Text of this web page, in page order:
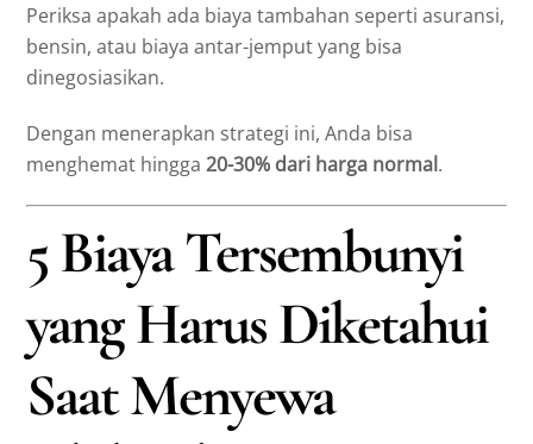
Periksa apakah ada biaya tambahan seperti asuransi,
bensin, atau biaya antar-jemput yang bisa
dinegosiasikan.
Dengan menerapkan strategi ini, Anda bisa
menghemat hingga20-30% dari harga normal.
5 Biaya Tersembunyi
yang Harus Diketahui
Saat Menyewa